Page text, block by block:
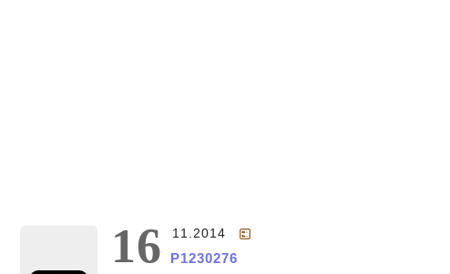
16 11.2014
P1230276